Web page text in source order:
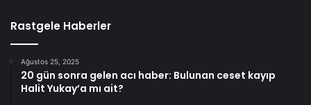
Rastgele Haberler
Ağustos 25, 2025
20 gün sonra gelen acı haber: Bulunan ceset kayıp
Halit Yukay’a mı ait?